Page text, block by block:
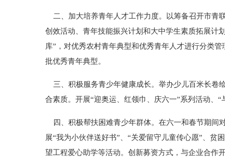
二、加大培养青年人才工作力度。以筹备召开市青
创效活动、青年技能振兴计划和大中学生素质拓展计
库”，对优秀农村青年典型和优秀青年人才进行分类
批优秀青年典型。
三、积极服务青少年健康成长。举办少儿百米长卷
合素质。开展“迎奥运、红领巾、庆六一”系列活动、
四、积极帮扶困难青少年群体。在六一和春节期间
展“我为小伙伴送好书”、“关爱留守儿童传心愿”、贫
望工程爱心助学等活动。创新募资方式，与企业合作